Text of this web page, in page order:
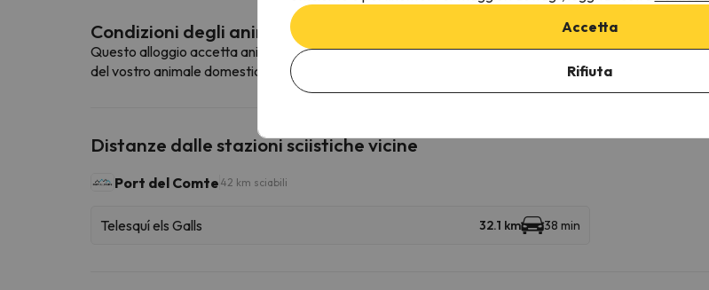
Condizioni degli animali domestici
Questo alloggio accetta animali domestici. Per consultarne le condizioni è indispensabile inviarci un
del vostro animale domestico.
Distanze dalle stazioni sciistiche vicine
Port del Comte 42 km sciabili
Telesquí els Galls 32.1 km 38 min
Accetta
Rifiuta